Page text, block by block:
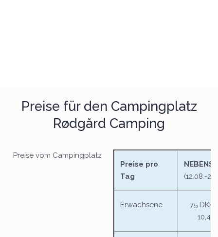
Preise für den Campingplatz
Rødgård Camping
Preise vom Campingplatz
Preise pro
Tag
(12.08.-
Erwachsene
75 DKK
10,40